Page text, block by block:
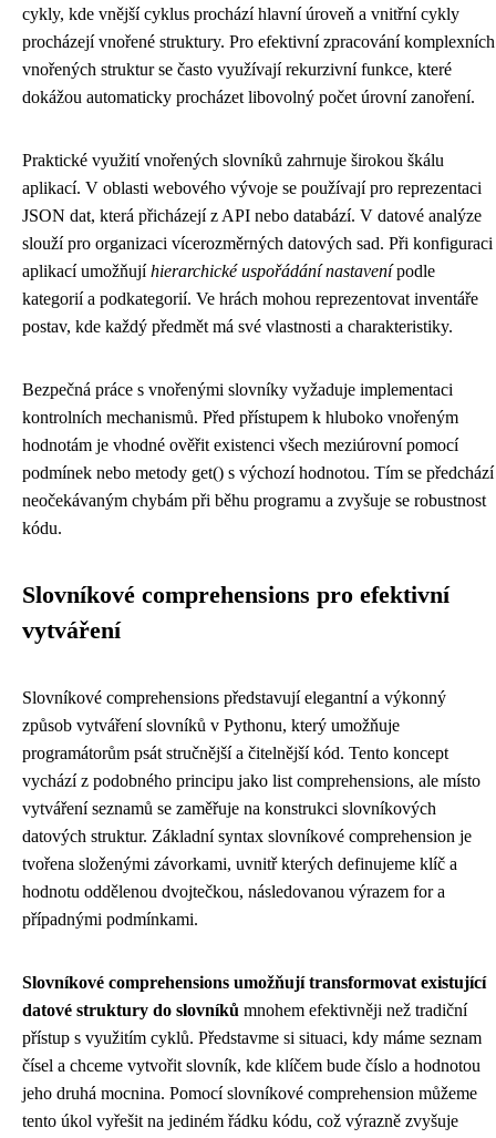
cykly, kde vnější cyklus prochází hlavní úroveň a vnitřní cykly
procházejí vnořené struktury. Pro efektivní zpracování komplexních
vnořených struktur se často využívají rekurzivní funkce, které
dokážou automaticky procházet libovolný počet úrovní zanoření.
Praktické využití vnořených slovníků zahrnuje širokou škálu
aplikací. V oblasti webového vývoje se používají pro reprezentaci
JSON dat, která přicházejí z API nebo databází. V datové analýze
slouží pro organizaci vícerozměrných datových sad. Při konfiguraci
aplikací umožňujíhierarchické uspořádání nastavenípodle
kategorií a podkategorií. Ve hrách mohou reprezentovat inventáře
postav, kde každý předmět má své vlastnosti a charakteristiky.
Bezpečná práce s vnořenými slovníky vyžaduje implementaci
kontrolních mechanismů. Před přístupem k hluboko vnořeným
hodnotám je vhodné ověřit existenci všech meziúrovní pomocí
podmínek nebo metody get() s výchozí hodnotou. Tím se předchází
neočekávaným chybám při běhu programu a zvyšuje se robustnost
kódu.
Slovníkové comprehensions pro efektivní
vytváření
Slovníkové comprehensions představují elegantní a výkonný
způsob vytváření slovníků v Pythonu, který umožňuje
programátorům psát stručnější a čitelnější kód. Tento koncept
vychází z podobného principu jako list comprehensions, ale místo
vytváření seznamů se zaměřuje na konstrukci slovníkových
datových struktur. Základní syntax slovníkové comprehension je
tvořena složenými závorkami, uvnitř kterých definujeme klíč a
hodnotu oddělenou dvojtečkou, následovanou výrazem for a
případnými podmínkami.
Slovníkové comprehensions umožňují transformovat existující
datové struktury do slovníků mnohem efektivněji než tradiční
přístup s využitím cyklů. Představme si situaci, kdy máme seznam
čísel a chceme vytvořit slovník, kde klíčem bude číslo a hodnotou
jeho druhá mocnina. Pomocí slovníkové comprehension můžeme
tento úkol vyřešit na jediném řádku kódu, což výrazně zvyšuje